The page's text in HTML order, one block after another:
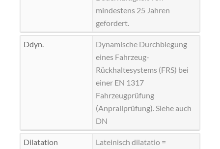
mindestens 25 Jahren
gefordert.
Ddyn.
Dynamische Durchbiegung
eines Fahrzeug-
Rückhaltesystems (FRS) bei
einer EN 1317
Fahrzeugprüfung
(Anprallprüfung). Siehe auch
DN
Dilatation
Lateinisch dilatatio =